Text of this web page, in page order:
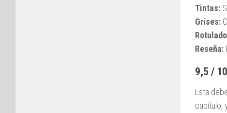
Tintas:
Grises:
Reseña:
9,5 / 10
Esta
capítulo,